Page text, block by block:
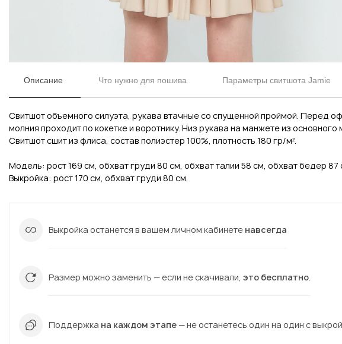
Описание Что нужно для пошива Параметры свитшота Jamie
Свитшот объемного силуэта, рукава втачные со спущенной проймой. Перед
молния проходит по кокетке и воротнику. Низ рукава на манжете из
Свитшот сшит из флиса, состав полиэстер 100%, плотность 180 гр/м².
Модель: рост 169 см, обхват груди 80 см, обхват талии 58 см, обхват бедер 87
Выкройка: рост 170 см, обхват груди 80 см.
Вконтакте Инстаграм
Вконтакте Инстаграм
Выкройка останется в вашем личном кабинете навсегда
Размер можно заменить — если не скачивали, это бесплатно
Поддержка на каждом этапе — не останетесь один на один с